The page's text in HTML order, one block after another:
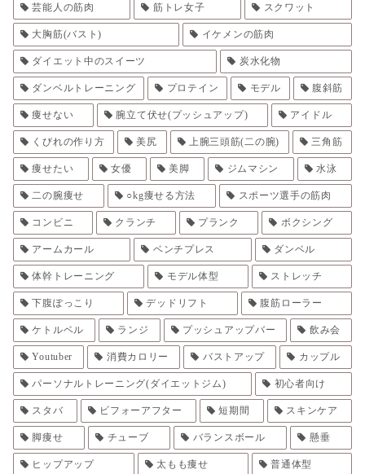
芸能人の筋肉 筋トレ女子 スクワット
大胸筋(バスト) イケメンの筋肉
ダイエット中のスイーツ 炭水化物
ダンベルトレーニング プロテイン モデル 腹斜筋
痩せない 腕立て伏せ(プッシュアップ) アイドル
くびれの作り方 美尻 上腕三頭筋(二の腕) 三角筋
痩せたい 女優 美脚 ジムマシン 水泳
二の腕痩せ ○kg痩せる方法 スポーツ選手の筋肉
コンビニ クランチ プランク ボクシング
アームカール ベンチプレス ダンベル
体幹トレーニング モデル体型 ストレッチ
下腹ぽっこり デッドリフト 腹筋ローラー
ケトルベル ランジ プッシュアップバー 飲み会
Youtuber 消費カロリー バストアップ カップル
パーソナルトレーニング(ダイエットジム) 初心者向け
スタバ ビフォーアフター 短期間 スキンケア
脚痩せ チューブ バランスボール 懸垂
ヒップアップ 太もも痩せ 普通体型